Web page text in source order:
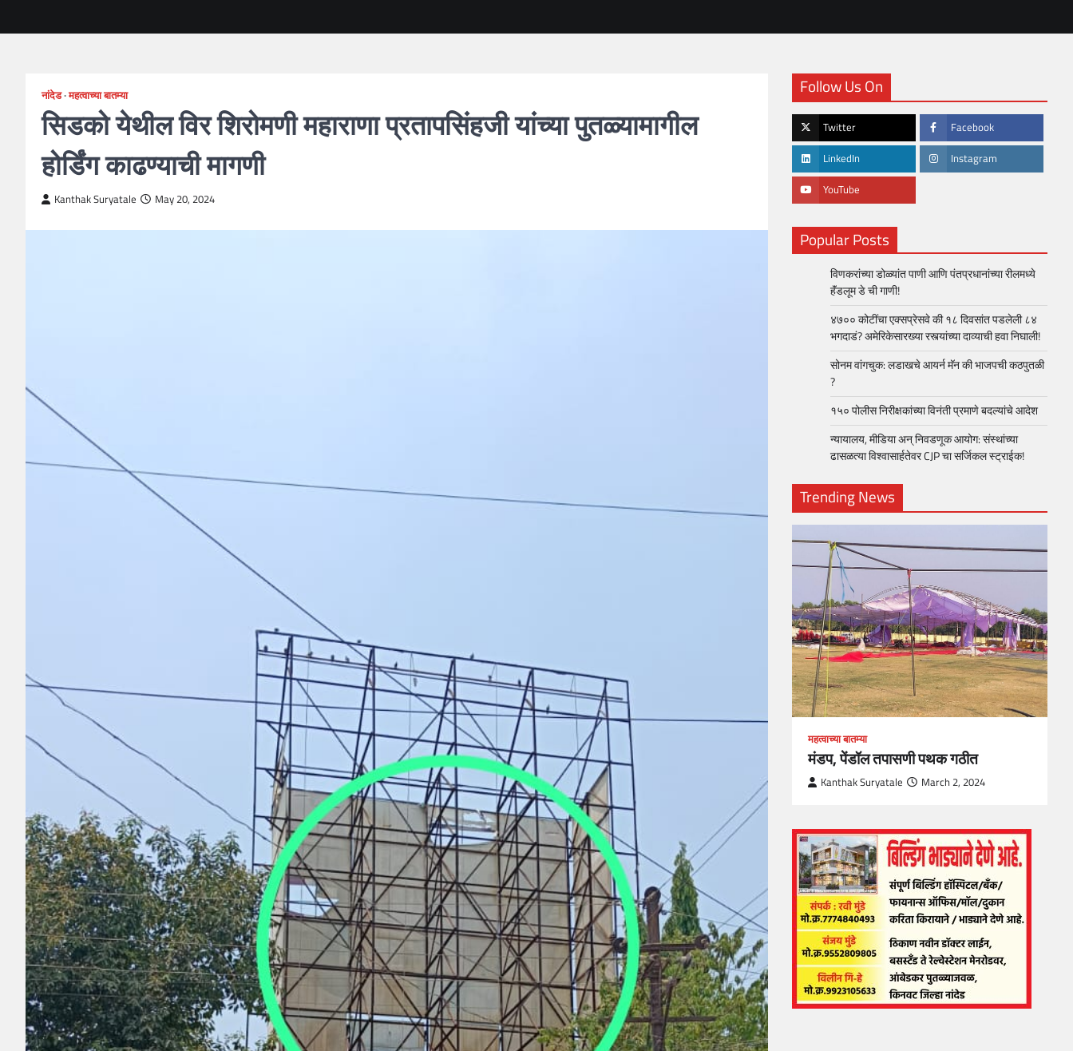
नांदेड महत्वाच्या बातम्या
सिडको येथील विर शिरोमणी महाराणा प्रतापसिंहजी यांच्या पुतळ्यामागील
होर्डिंग काढण्याची मागणी
Kanthak Suryatale May 20, 2024
Follow Us On
Twitter Facebook
LinkedIn Instagram
YouTube
Popular Posts
विणकरांच्या डोळ्यांत पाणी आणि पंतप्रधानांच्या रीलमध्ये
हॅंडलूम डे ची गाणी!
४७०० कोटींचा एक्सप्रेसवे की १८ दिवसांत पडलेली ८४
भगदाडं? अमेरिकेसारख्या रस्त्यांच्या दाव्याची हवा निघाली!
सोनम वांगचुक: लडाखचे आयर्न मॅन की भाजपची कठपुतळी
?
१५० पोलीस निरीक्षकांच्या विनंती प्रमाणे बदल्यांचे आदेश
न्यायालय, मीडिया अन् निवडणूक आयोग: संस्थांच्या
ढासळत्या विश्वासार्हतेवर CJP चा सर्जिकल स्ट्राईक!
Trending News
महत्वाच्या बातम्या
मंडप, पेंडॉल तपासणी पथक गठीत
Kanthak Suryatale March 2, 2024